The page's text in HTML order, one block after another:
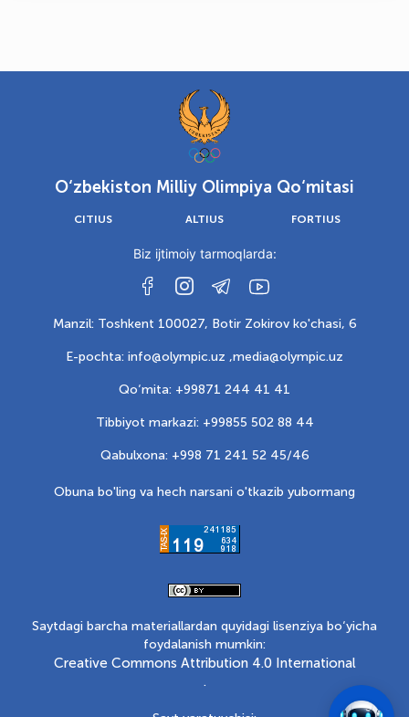
O‘zbekiston Milliy Olimpiya Qo‘mitasi
CITIUS ALTIUS FORTIUS
Biz ijtimoiy tarmoqlarda:
Manzil: Toshkent 100027, Botir Zokirov ko'chasi, 6
E-pochta: info@olympic.uz ,media@olympic.uz
Qo‘mita: +99871 244 41 41
Tibbiyot markazi: +99855 502 88 44
Qabulxona: +998 71 241 52 45/46
Obuna bo'ling va hech narsani o'tkazib yubormang
Saytdagi barcha materiallardan quyidagi lisenziya bo‘yicha
foydalanish mumkin:
Creative Commons Attribution 4.0 International
.